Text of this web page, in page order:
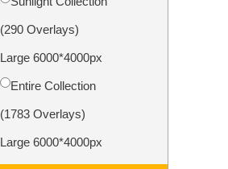
(290 Overlays)
Large 6000*4000px
Entire Collection
(1783 Overlays)
Large 6000*4000px